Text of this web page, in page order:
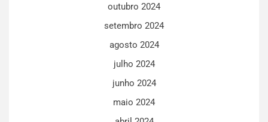
outubro 2024
setembro 2024
agosto 2024
julho 2024
junho 2024
maio 2024